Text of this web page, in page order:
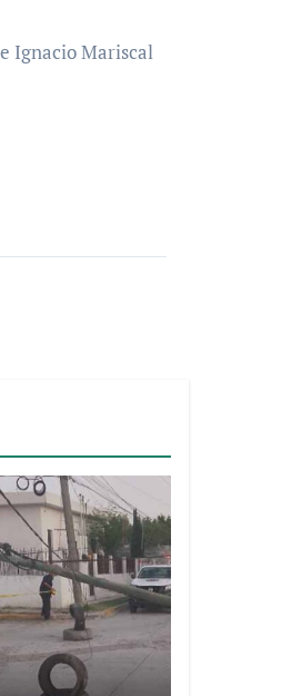
Ignacio Mariscal